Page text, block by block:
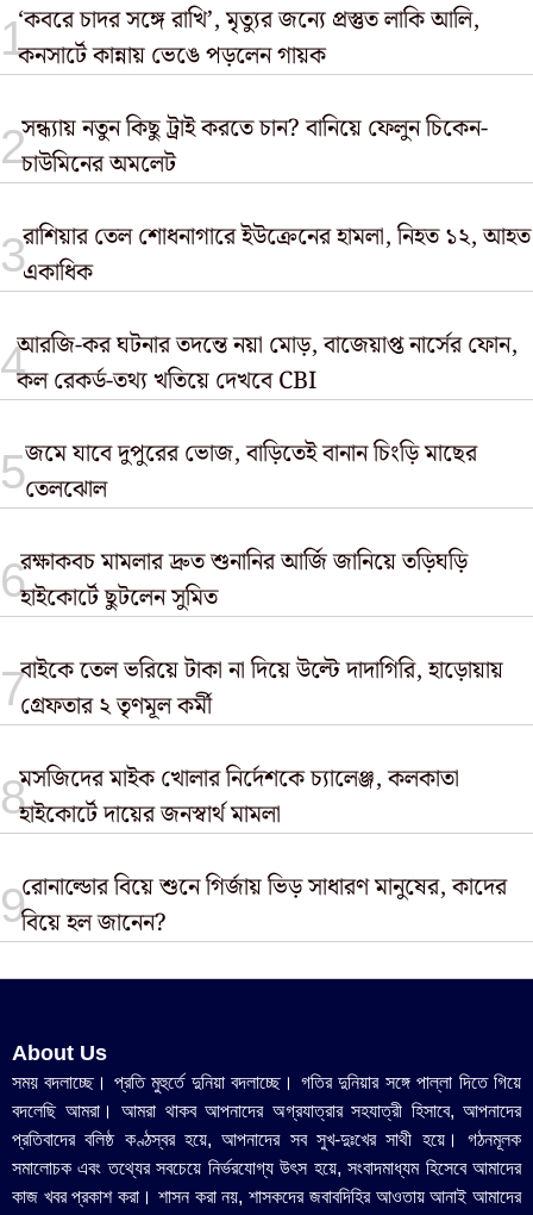
‘কবরে চাদর সঙ্গে রাখি’, মৃত্যুর জন্যে প্রস্তুত লাকি আলি,
কনসার্টে কান্নায় ভেঙে পড়লেন গায়ক
সন্ধ্যায় নতুন কিছু ট্রাই করতে চান? বানিয়ে ফেলুন চিকেন-
চাউমিনের অমলেট
রাশিয়ার তেল শোধনাগারে ইউক্রেনের হামলা, নিহত ১২, আহত
একাধিক
আরজি-কর ঘটনার তদন্তে নয়া মোড়, বাজেয়াপ্ত নার্সের ফোন,
কল রেকর্ড-তথ্য খতিয়ে দেখবে CBI
জমে যাবে দুপুরের ভোজ, বাড়িতেই বানান চিংড়ি মাছের
তেলঝোল
রক্ষাকবচ মামলার দ্রুত শুনানির আর্জি জানিয়ে তড়িঘড়ি
হাইকোর্টে ছুটলেন সুমিত
বাইকে ​তেল ভরিয়ে টাকা না দিয়ে উল্টে দাদাগিরি, হাড়োয়ায়
গ্রেফতার ২ তৃণমূল কর্মী
মসজিদের মাইক খোলার নির্দেশকে চ্যালেঞ্জ, কলকাতা
হাইকোর্টে দায়ের জনস্বার্থ মামলা
রোনাল্ডোর বিয়ে শুনে গির্জায় ভিড় সাধারণ মানুষের, কাদের
বিয়ে হল জানেন?
About Us
সময় বদলাচ্ছে। প্রতি মুহুর্তে দুনিয়া বদলাচ্ছে। গতির দুনিয়ার সঙ্গে পাল্লা দিতে গিয়ে
বদলেছি আমরা। আমরা থাকব আপনাদের অগ্রযাত্রার সহযাত্রী হিসাবে, আপনাদের
প্রতিবাদের বলিষ্ঠ কণ্ঠস্বর হয়ে, আপনাদের সব সুখ-দুঃখের সাথী হয়ে। গঠনমূলক
সমালোচক এবং তথ্যের সবচেয়ে নির্ভরযোগ্য উ‍ৎস হয়ে, সংবাদমাধ্যম হিসেবে আমাদের
কাজ খবর প্রকাশ করা। শাসন করা নয়, শাসকদের জবাবদিহির আওতায় আনাই আমাদের